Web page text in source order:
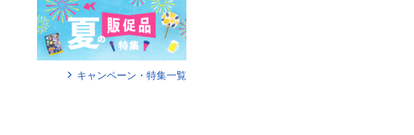
キャンペーン・特集一覧